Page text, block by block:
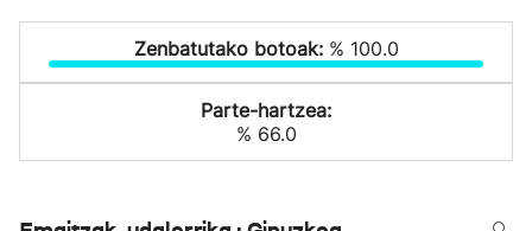
Zenbatutako botoak: % 100.0
Parte-hartzea:
% 66.0